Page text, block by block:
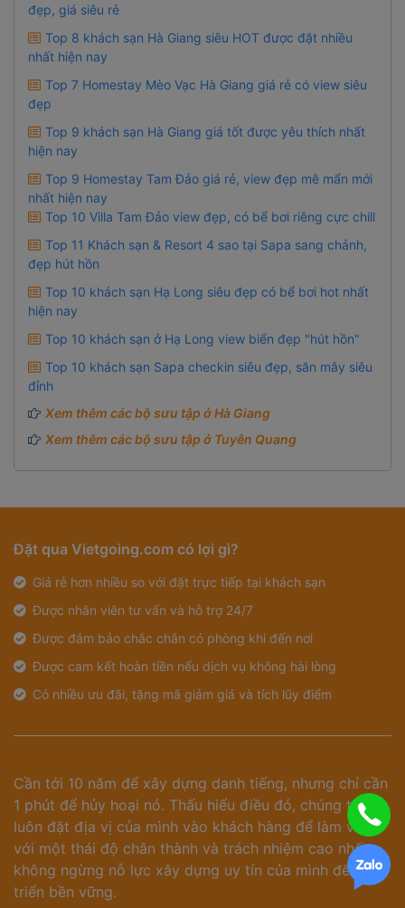
đẹp, giá siêu rẻ
Top 8 khách sạn Hà Giang siêu HOT được đặt nhiều
nhất hiện nay
Top 7 Homestay Mèo Vạc Hà Giang giá rẻ có view siêu
đẹp
Top 9 khách sạn Hà Giang giá tốt được yêu thích nhất
hiện nay
Top 9 Homestay Tam Đảo giá rẻ, view đẹp mê mẩn mới
nhất hiện nay
Top 10 Villa Tam Đảo view đẹp, có bể bơi riêng cực chill
Top 11 Khách sạn & Resort 4 sao tại Sapa sang chảnh,
đẹp hút hồn
Top 10 khách sạn Hạ Long siêu đẹp có bể bơi hot nhất
hiện nay
Top 10 khách sạn ở Hạ Long view biển đẹp "hút hồn"
Top 10 khách sạn Sapa checkin siêu đẹp, săn mây siêu
đỉnh
Xem thêm các bộ sưu tập ở Hà Giang
Xem thêm các bộ sưu tập ở Tuyên Quang
Đặt qua Vietgoing.com có lợi gì?
Giá rẻ hơn nhiều so với đặt trực tiếp tại khách sạn
Được nhân viên tư vấn và hỗ trợ 24/7
Được đảm bảo chắc chắn có phòng khi đến nơi
Được cam kết hoàn tiền nếu dịch vụ không hài lòng
Có nhiều ưu đãi, tặng mã giảm giá và tích lũy điểm
Cần tới 10 năm để xây dựng danh tiếng, nhưng chỉ cần
1 phút để hủy hoại nó. Thấu hiểu điều đó, chúng tôi
luôn đặt địa vị của mình vào khách hàng để làm việc
với một thái độ chân thành và trách nhiệm cao nhất,
không ngừng nỗ lực xây dựng uy tín của mình để phát
triển bền vững.